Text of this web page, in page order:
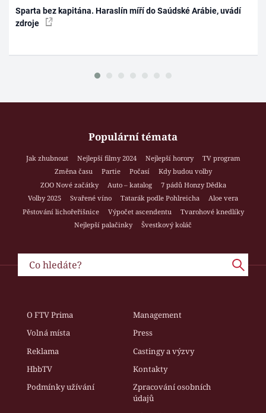
Sparta bez kapitána. Haraslín míří do Saúdské Arábie, uvádí
zdroje
Populární témata
Jak zhubnout Nejlepší filmy 2024 Nejlepší horory
TV program
Změna času
Partie Počasí
Kdy budou volby
ZOO Nové začátky
Auto – katalog
7 pádů Honzy Dědka
Volby 2025
Svařené víno Tatarák podle Pohlreicha
Aloe vera
Pěstování lichořeřišnice
Výpočet ascendentu
Tvarohové knedlíky
Nejlepší palačinky
Švestkový koláč
O FTV Prima
Management
Volná místa
Press
Reklama
Castingy a výzvy
HbbTV
Kontakty
Podmínky užívání
Zpracování osobních
údajů